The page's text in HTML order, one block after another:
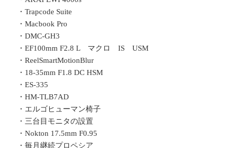
・Trapcode Suite
・Macbook Pro
・DMC-GH3
・EF100mm F2.8 L マクロ IS USM
・ReelSmartMotionBlur
・18-35mm F1.8 DC HSM
・ES-335
・HM-TLB7AD
・エルゴヒューマン椅子
・三台目モニタの設置
・Nokton 17.5mm F0.95
・毎月継続プロペシア